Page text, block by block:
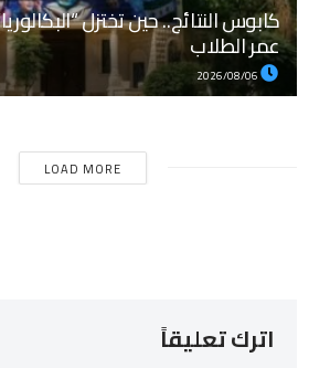
عمر الطلاب
LOAD MORE
اترك تعليقاً